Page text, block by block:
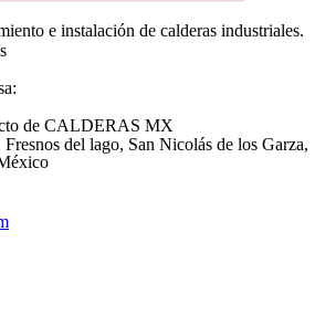
e instalación de calderas industriales.
de CALDERAS MX
del lago, San Nicolás de los Garza,